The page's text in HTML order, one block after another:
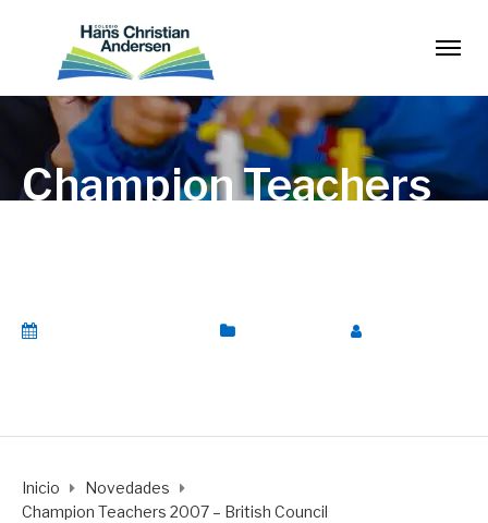
Champion Teachers
Inicio
Novedades
Champion Teachers 2007 – British Council